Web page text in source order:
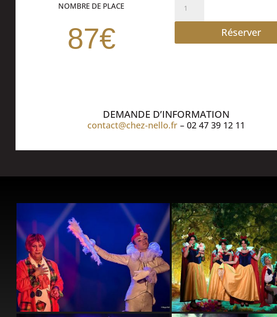
NOMBRE DE PLACE
87€
DINER
Réserver
DEMANDE D’INFORMATION
contact@chez-nello.fr– 02 47 39 12 11